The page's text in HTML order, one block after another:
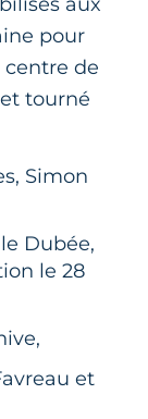
pour
de
tourné
Simon
Dubée,
le 28
et